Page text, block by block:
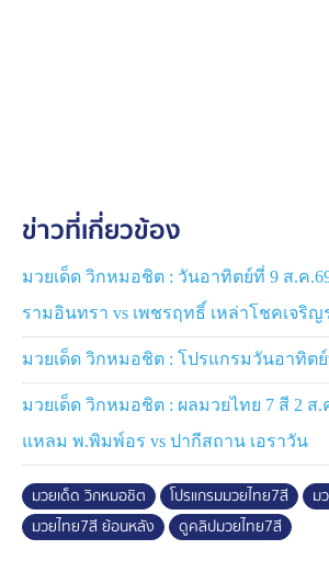
ข่าวที่เกี่ยวข้อง
มวยเด็ด วิกหมอชิต : วันอาทิตย์ที่ 9 ส.ค
รามอินทรา vs เพชรฤทธิ์ เหล่าโชคเจริ
มวยเด็ด วิกหมอชิต : โปรแกรมวันอาทิต
มวยเด็ด วิกหมอชิต : ผลมวยไทย 7 สี 2 ส.
แหลม พ.พิมพ์อร vs ปากีสถาน เอราวัน
มวยเด็ด วิกหมอชิต โปรแกรมมวยไทย7สี
ม
มวยไทย7สี ย้อนหลัง
ดูคลิปมวยไทย7สี